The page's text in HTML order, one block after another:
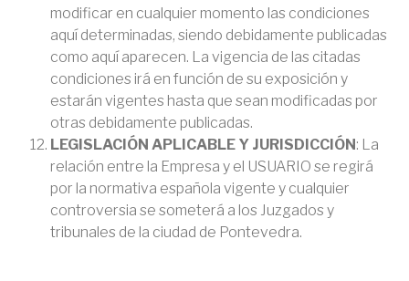
modificar en cualquier momento las condiciones
aquí determinadas, siendo debidamente publicadas
como aquí aparecen. La vigencia de las citadas
condiciones irá en función de su exposición y
estarán vigentes hasta que sean modificadas por
otras debidamente publicadas.
LEGISLACIÓN APLICABLE Y JURISDICCIÓN: La
relación entre la Empresa y el USUARIO se regirá
por la normativa española vigente y cualquier
controversia se someterá a los Juzgados y
tribunales de la ciudad de Pontevedra.